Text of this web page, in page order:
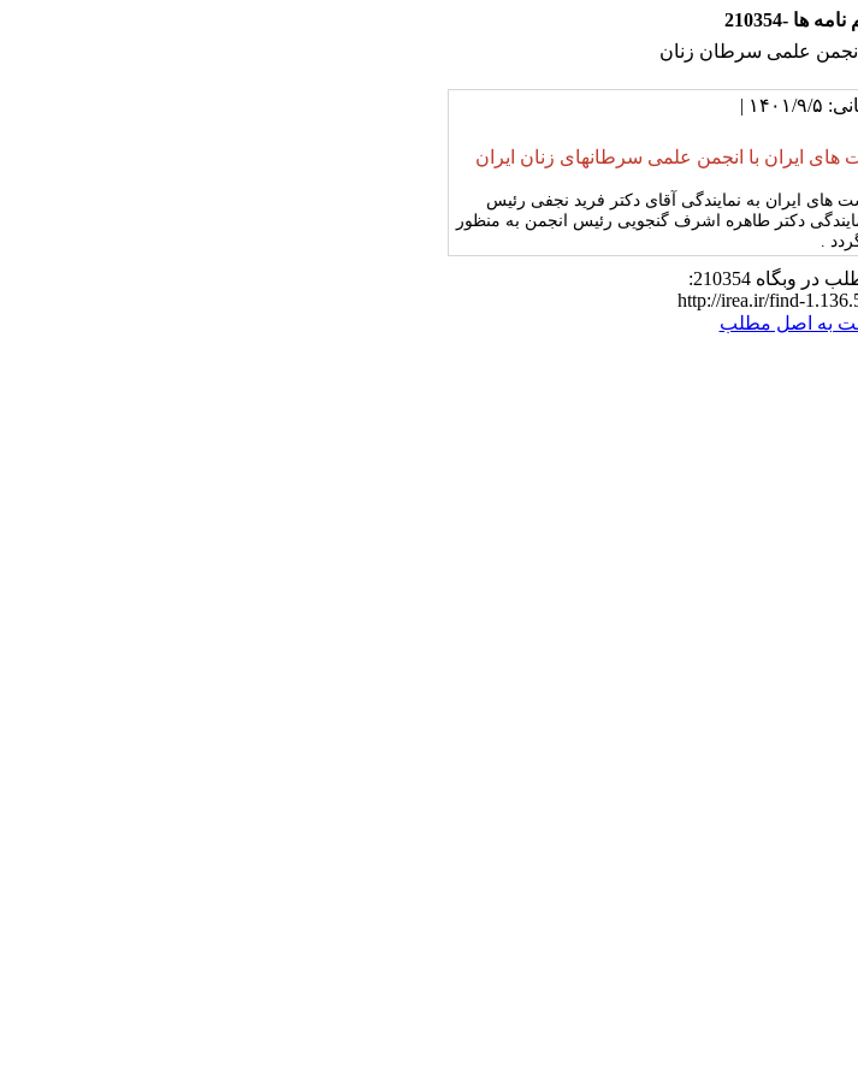
نامه ها
انجمن علمی سرطان زنان
۹/۵ |
های ایران با انجمن علمی سرطانهای زنان ایران
های ایران به نمایندگی آقای دکتر فرید نجفی رئیس
دکتر طاهره اشرف گنجویی رئیس انجمن به منظور
.
وبگاه 210354:
http://irea.ir/find-
به اصل مطلب